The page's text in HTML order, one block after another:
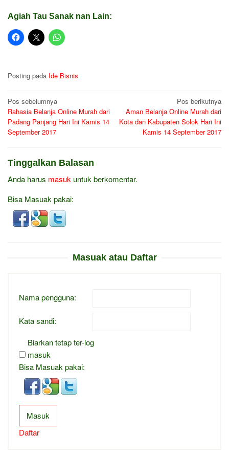
Agiah Tau Sanak nan Lain:
Posting pada Ide Bisnis
Navigasi
pos
Pos sebelumnya
Rahasia Belanja Online Murah dari
Padang Panjang Hari Ini Kamis 14
September 2017
Pos berikutnya
Aman Belanja Online Murah dari
Kota dan Kabupaten Solok Hari Ini
Kamis 14 September 2017
Tinggalkan Balasan
Anda harus masuk untuk berkomentar.
Bisa Masuak pakai:
Masuak atau Daftar
Nama pengguna:
Kata sandi:
Biarkan tetap ter-log
masuk
Bisa Masuak pakai:
Masuk
Daftar